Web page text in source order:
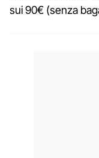
sui 90€ (senza